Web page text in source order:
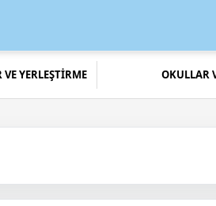
YERLEŞTİRME OKULLAR